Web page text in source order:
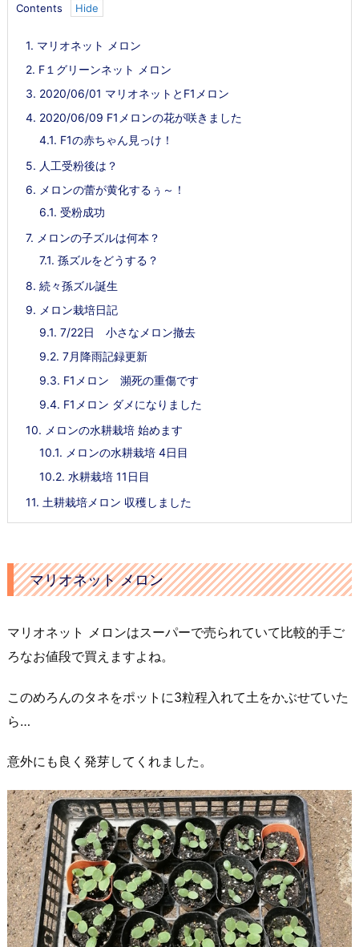
Contents
1. マリオネット メロン
2. F１グリーンネット メロン
3. 2020/06/01 マリオネットとF1メロン
4. 2020/06/09 F1メロンの花が咲きました
4.1. F1の赤ちゃん見っけ！
5. 人工受粉後は？
6. メロンの蕾が黄化するぅ～！
6.1. 受粉成功
7. メロンの子ズルは何本？
7.1. 孫ズルをどうする？
8. 続々孫ズル誕生
9. メロン栽培日記
9.1. 7/22日 小さなメロン撤去
9.2. 7月降雨記録更新
9.3. F1メロン 瀕死の重傷です
9.4. F1メロン ダメになりました
10. メロンの水耕栽培 始めます
10.1. メロンの水耕栽培 4日目
10.2. 水耕栽培 11日目
11. 土耕栽培メロン 収穫しました
マリオネット メロン
マリオネット メロンはスーパーで売られていて比較的手ご
ろなお値段で買えますよね。
このめろんのタネをポットに3粒程入れて土をかぶせていた
ら…
意外にも良く発芽してくれました。